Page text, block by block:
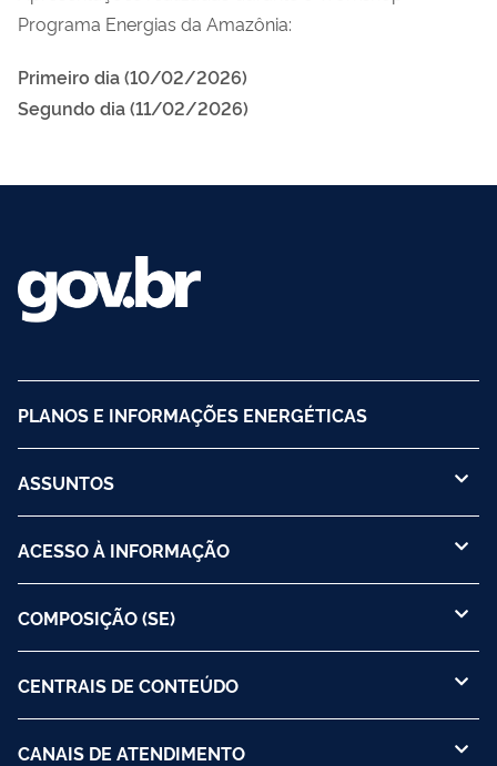
Programa Energias da Amazônia:
Primeiro dia (10/02/2026)
Segundo dia (11/02/2026)
PLANOS E INFORMAÇÕES ENERGÉTICAS
ASSUNTOS
ACESSO À INFORMAÇÃO
COMPOSIÇÃO (SE)
CENTRAIS DE CONTEÚDO
CANAIS DE ATENDIMENTO